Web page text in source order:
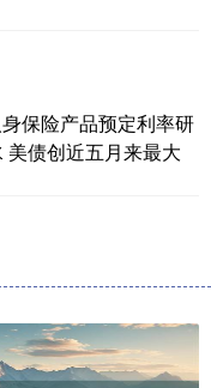
保险产品预定利率研
债创近五月来最大